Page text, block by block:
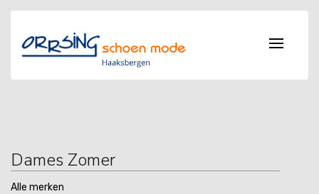
Dames Zomer
Alle merken